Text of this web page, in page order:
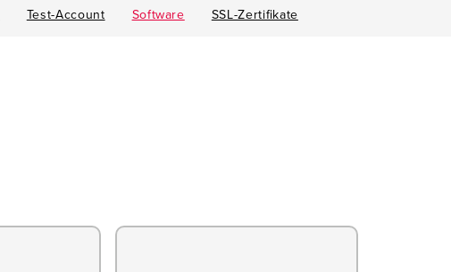
Test-Account Software SSL-Zertifikate